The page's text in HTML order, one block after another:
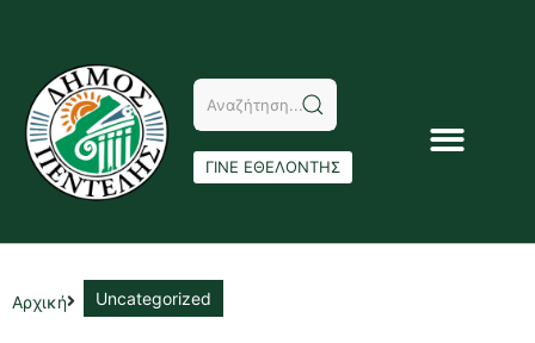
ΓΙΝΕ ΕΘΕΛΟΝΤΗΣ
Αρχική Uncategorized